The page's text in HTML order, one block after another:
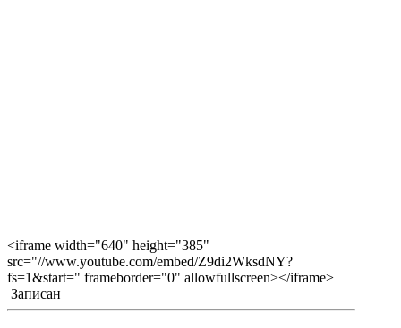
<iframe width="640" height="385"
src="//www.youtube.com/embed/Z9di2WksdNY?
fs=1&start=" frameborder="0" allowfullscreen></iframe>
Записан